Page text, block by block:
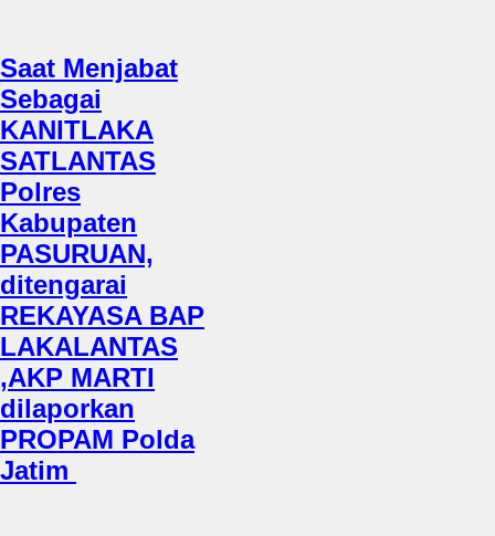
Saat Menjabat
Sebagai
KANITLAKA
SATLANTAS
Polres
Kabupaten
PASURUAN,
ditengarai
REKAYASA BAP
LAKALANTAS
,AKP MARTI
dilaporkan
PROPAM Polda
Jatim